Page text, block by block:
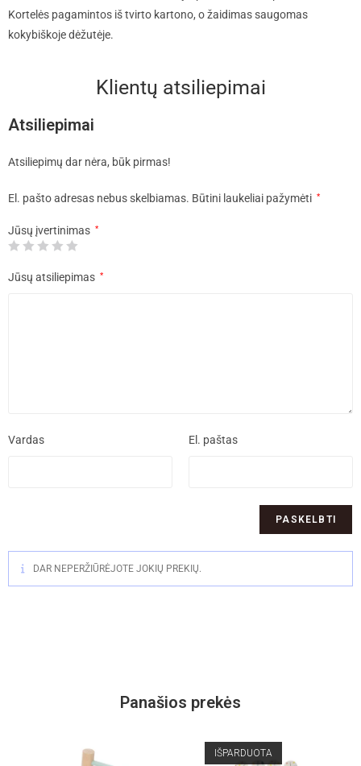
Kortelės pagamintos iš tvirto kartono, o žaidimas saugomas
kokybiškoje dėžutėje.
Klientų atsiliepimai
Atsiliepimai
Atsiliepimų dar nėra, būk pirmas!
El. pašto adresas nebus skelbiamas. Būtini laukeliai pažymėti *
Jūsų įvertinimas *
Jūsų atsiliepimas *
Vardas El. paštas
DAR NEPERŽIŪRĖJOTE JOKIŲ PREKIŲ.
Panašios prekės
IŠPARDUOTA